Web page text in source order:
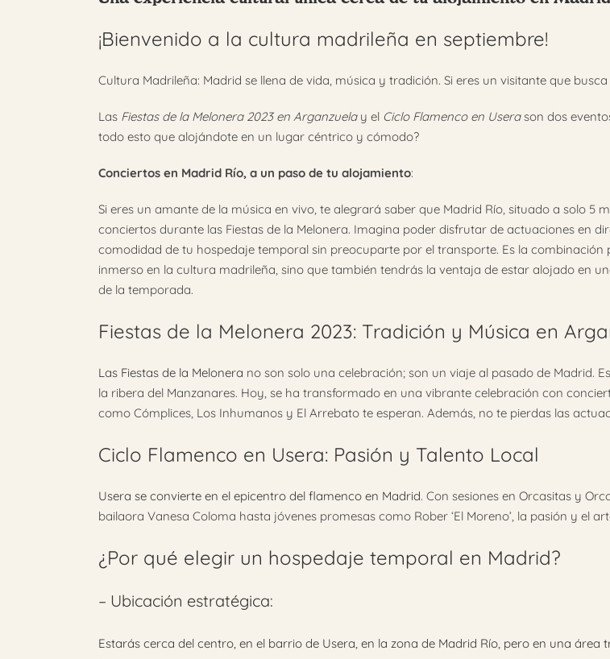
¡Bienvenido a la cultura madrileña en septiembre!
Cultura Madrileña: Madrid se llena de vida, música y tradición. Si eres un visitante que
Las Fiestas de la Melonera 2023 en Arganzuelay el Ciclo Flamenco en Userason dos
todo esto que alojándote en un lugar céntrico y cómodo?
Conciertos en Madrid Río, a un paso de tu alojamiento:
Si eres un amante de la música en vivo, te alegrará saber que Madrid Río, situado a solo 5
conciertos durante las Fiestas de la Melonera. Imagina poder disfrutar de actuaciones en
comodidad de tu hospedaje temporal sin preocuparte por el transporte. Es la
inmerso en la cultura madrileña, sino que también tendrás la ventaja de estar alojado en
de la temporada.
Fiestas de la Melonera 2023: Tradición y Música en
Las Fiestas de la Melonera no son solo una celebración; son un viaje al pasado de Madrid.
la ribera del Manzanares. Hoy, se ha transformado en una vibrante celebración con
como Cómplices, Los Inhumanos y El Arrebato te esperan. Además, no te pierdas las
Ciclo Flamenco en Usera: Pasión y Talento Local
Usera se convierte en el epicentro del flamenco en Madrid. Con sesiones en Orcasitas y
bailaora Vanesa Coloma hasta jóvenes promesas como Rober ‘El Moreno’, la pasión y el
¿Por qué elegir un hospedaje temporal en Madrid?
– Ubicación estratégica:
Estarás cerca del centro, en el barrio de Usera, en la zona de Madrid Río, pero en una área